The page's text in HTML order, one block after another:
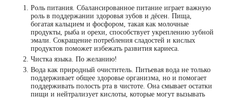
Роль питания. Сбалансированное питание играет важную
роль в поддержании здоровья зубов и дёсен. Пища,
богатая кальцием и фосфором, такая как молочные
продукты, рыба и орехи, способствует укреплению зубной
эмали. Сокращение потребления сладостей и кислых
продуктов поможет избежать развития кариеса.
Чистка языка. По желанию!
Вода как природный очиститель. Питьевая вода не только
поддерживает общее здоровье организма, но и помогает
поддерживать полость рта в чистоте. Она смывает остатки
пищи и нейтрализует кислоты, которые могут вызывать